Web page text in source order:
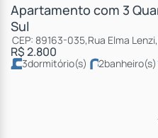
Apartamento com 3
Sul
R$2.800
CEP: 89163-035,Rua Elma Lenzi,
3dormitório(s) 2banheiro(s)